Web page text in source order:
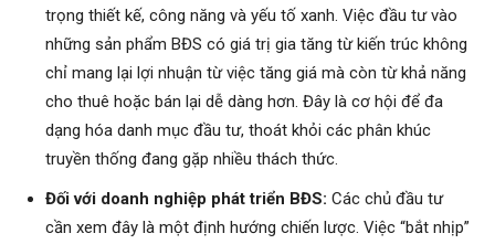
trọng thiết kế, công năng và yếu tố xanh. Việc đầu tư vào
những sản phẩm BĐS có giá trị gia tăng từ kiến trúc không
chỉ mang lại lợi nhuận từ việc tăng giá mà còn từ khả năng
cho thuê hoặc bán lại dễ dàng hơn. Đây là cơ hội để đa
dạng hóa danh mục đầu tư, thoát khỏi các phân khúc
truyền thống đang gặp nhiều thách thức.
Đối với doanh nghiệp phát triển BĐS: Các chủ đầu tư
cần xem đây là một định hướng chiến lược. Việc “bắt nhịp”